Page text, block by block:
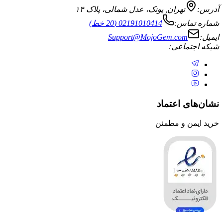
تهران ,پونک، عدل شمالی، پلاک ۱۴
02191010414 (20 خط)
Support@MojoGem.com
اعتماد
و مطمئن